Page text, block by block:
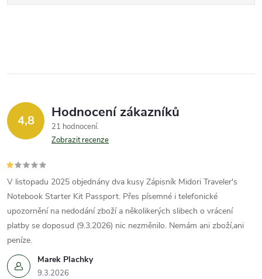
4,8 Hodnocení zákazníků
21 hodnocení
Zobrazit recenze
Marek Plachky
9.3.2026
V listopadu 2025 objednány dva kusy Zápisník Midori Traveler's
Notebook Starter Kit Passport. Přes písemné i telefonické
upozornění na nedodání zboží a několikerých slibech o vrácení
platby se doposud (9.3.2026) nic nezměnilo. Nemám ani zboží,ani
peníze.